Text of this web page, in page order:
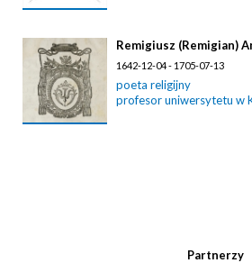
Remigiusz (Remigian)
1642-12-04 - 1705-07-13
poeta religijny
profesor uniwersytetu w
Partnerzy